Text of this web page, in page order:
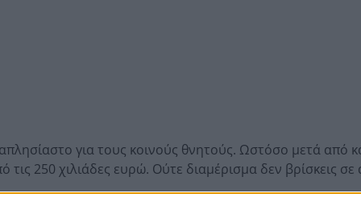
για τους κοινούς θνητούς. Ωστόσο μετά από
τις 250 χιλιάδες ευρώ. Ούτε διαμέρισμα δεν βρίσκεις